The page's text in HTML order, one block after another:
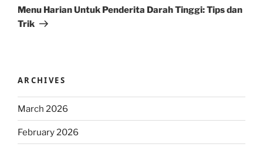
Post
Menu Harian Untuk Penderita Darah Tinggi: Tips dan
Trik
ARCHIVES
March 2026
February 2026